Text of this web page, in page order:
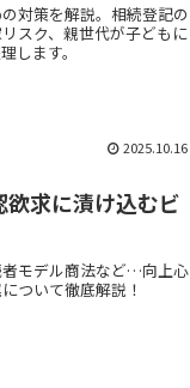
対策を解説。相続登記の
スク、親世代が子どもに
します。
2025.10.16
欲求に漬け込むビ
モデル商法など…向上心
ついて徹底解説！